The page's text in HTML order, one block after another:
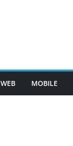
WEB MOBILE